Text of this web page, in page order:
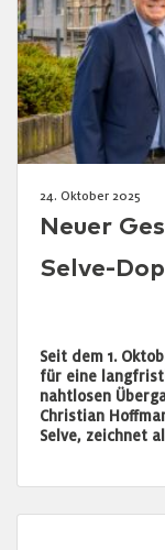
24. Oktober 2025
Neuer
Selve-
Seit dem 1.
für eine
nahtlosen
Christian
Selve, zeichnet